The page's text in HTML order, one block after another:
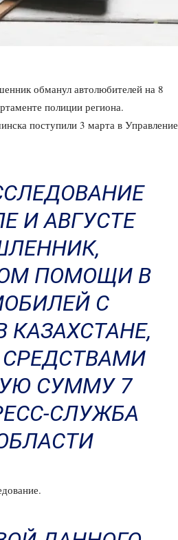
обманул автолюбителей на 8
полиции региона.
поступили 3 марта в Управление
И АВГУСТЕ
ПОМОЩИ В
С
СУММУ 7
СЛУЖБА